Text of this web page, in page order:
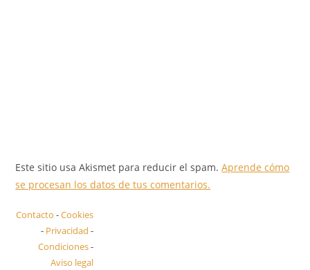
Este sitio usa Akismet para reducir el spam.Aprende cómo
se procesan los datos de tus comentarios.
Contacto -Cookies
- Privacidad -
Condiciones-
Aviso legal